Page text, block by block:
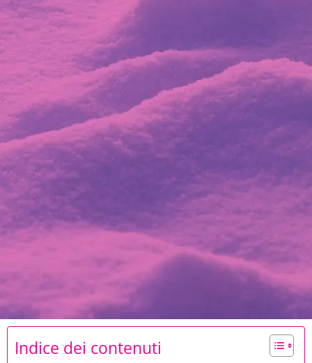
Indice dei contenuti